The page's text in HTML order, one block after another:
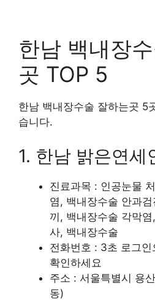
한남 백내장
곳 TOP 5
한남 백내장수술 잘하는곳 5
습니다.
1. 한남 밝은연세
진료과목 : 인공눈물
염, 백내장수술 안과
끼, 백내장수술 각막
사, 백내장수술
전화번호 : 3초 로그
확인하세요
주소 : 서울특별시 용
동)